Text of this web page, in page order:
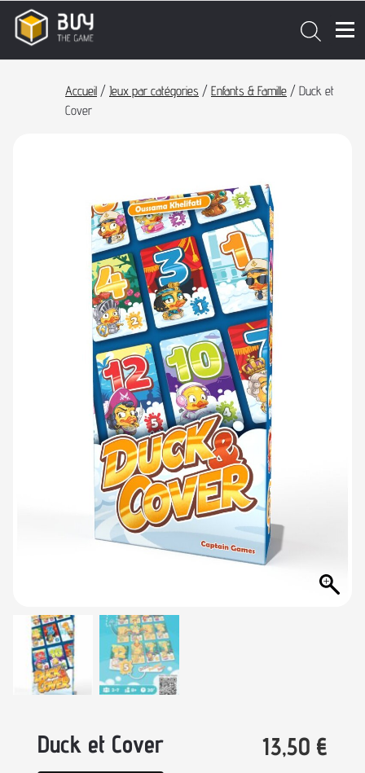
Accueil / Jeux par catégories / Enfants & Famille / Duck et
Cover
Duck et Cover 13,50 €